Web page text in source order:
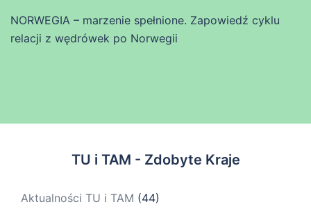
NORWEGIA – marzenie spełnione. Zapowiedź cyklu
relacji z wędrówek po Norwegii
TU i TAM - Zdobyte Kraje
Aktualności TU i TAM (44)